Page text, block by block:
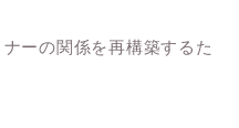
ーの関係を再構築するた